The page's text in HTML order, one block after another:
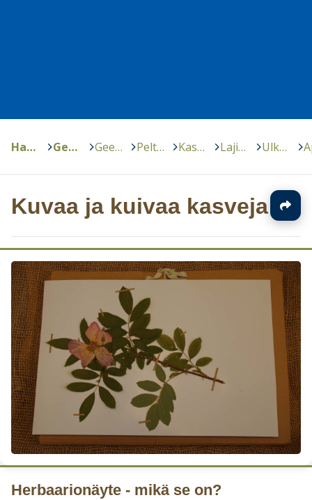
Hankkeet GeenivaraOppi Geenivaratutkijoiden kokoamaa Peltojen ja puutarhojen kasvigeenivarojen suojelu Kasvien ominaisuuksien tutkiminen Lajikkeen selvittäminen Ulkoiset piirteet
Kuvaa ja kuivaa kasveja
Herbaarionäyte - mikä se on?